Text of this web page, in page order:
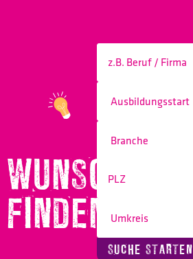
WUNSCHBERUF
FINDEN!
SUCHE STARTEN